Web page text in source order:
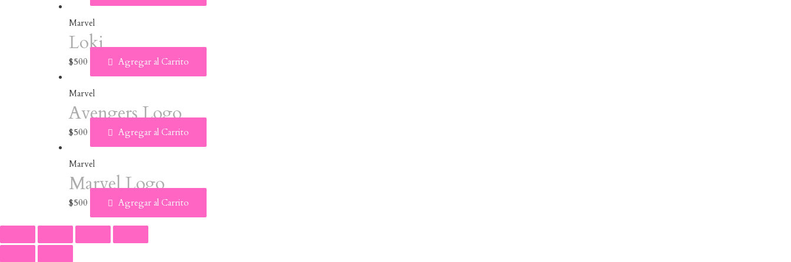
Marvel
Loki
$500 Agregar al Carrito
Marvel
Avengers Logo
$500 Agregar al Carrito
Marvel
Marvel Logo
$500 Agregar al Carrito